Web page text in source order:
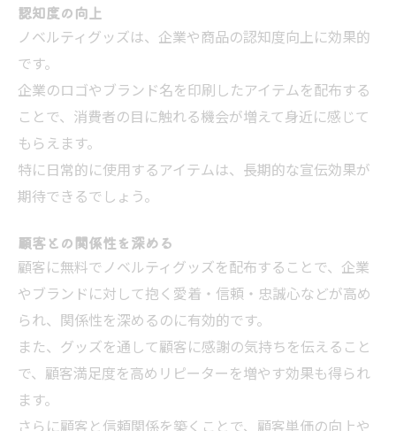
認知度の向上
ノベルティグッズは、企業や商品の認知度向上に効果的
です。
企業のロゴやブランド名を印刷したアイテムを配布する
ことで、消費者の目に触れる機会が増えて身近に感じて
もらえます。
特に日常的に使用するアイテムは、長期的な宣伝効果が
期待できるでしょう。
顧客との関係性を深める
顧客に無料でノベルティグッズを配布することで、企業
やブランドに対して抱く愛着・信頼・忠誠心などが高め
られ、関係性を深めるのに有効的です。
また、グッズを通して顧客に感謝の気持ちを伝えること
で、顧客満足度を高めリピーターを増やす効果も得られ
ます。